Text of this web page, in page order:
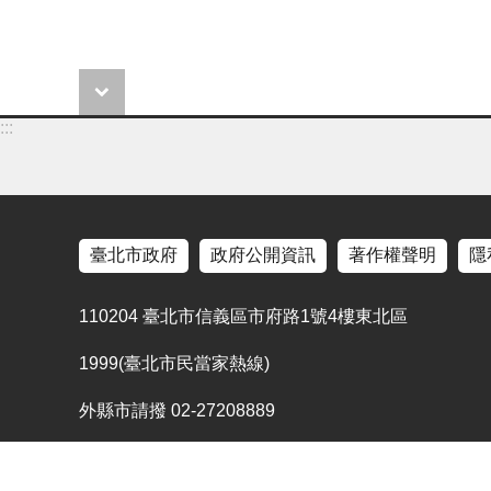
:::
臺北市政府 政府公開資訊 著作權聲明
110204 臺北市信義區市府路1號4樓東北區
1999(臺北市民當家熱線)
外縣市請撥 02-27208889